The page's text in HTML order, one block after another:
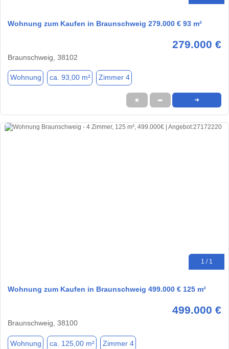
Wohnung zum Kaufen in Braunschweig 279.000 € 93 m²
279.000 €
Braunschweig, 38102
Wohnung ca. 93,00 m² Zimmer 4
★ ➦ ➜
1 / 1
Wohnung zum Kaufen in Braunschweig 499.000 € 125 m²
499.000 €
Braunschweig, 38100
Wohnung ca. 125,00 m² Zimmer 4